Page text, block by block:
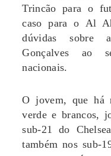
Trincão para o
caso para o Al
dúvidas sobre
Gonçalves ao
nacionais.
O jovem, que há
verde e brancos,
sub-21 do
também nos sub-